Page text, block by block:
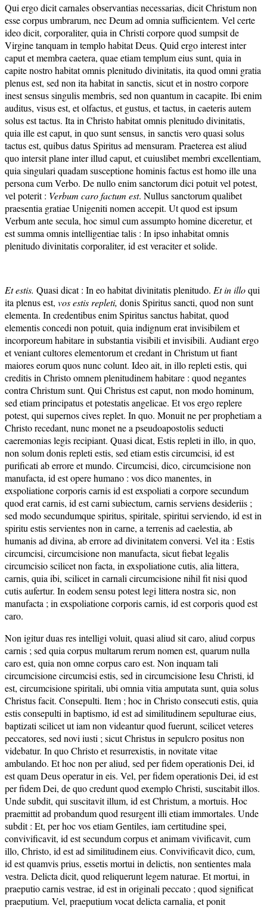
Qui ergo dicit carnales observantias necessarias, dicit Christum non
esse corpus umbrarum, nec Deum ad omnia sufficientem. Vel certe
ideo dicit, corporaliter, quia in Christi corpore quod sumpsit de
Virgine tanquam in templo habitat Deus. Quid ergo interest inter
caput et membra caetera, quae etiam templum eius sunt, quia in
capite nostro habitat omnis plenitudo divinitatis, ita quod omni gratia
plenus est, sed non ita habitat in sanctis, sicut et in nostro corpore
inest sensus singulis membris, sed non quantum in cacapite. Ibi enim
auditus, visus est, et olfactus, et gustus, et tactus, in caeteris autem
solus est tactus. Ita in Christo habitat omnis plenitudo divinitatis,
quia ille est caput, in quo sunt sensus, in sanctis vero quasi solus
tactus est, quibus datus Spiritus ad mensuram. Praeterea est aliud
quo intersit plane inter illud caput, et cuiuslibet membri excellentiam,
quia singulari quadam susceptione hominis factus est homo ille una
persona cum Verbo. De nullo enim sanctorum dici potuit vel potest,
vel poterit : Verbum caro factum est. Nullus sanctorum qualibet
praesentia gratiae Unigeniti nomen accepit. Ut quod est ipsum
Verbum ante secula, hoc simul cum assumpto homine diceretur, et
est summa omnis intelligentiae talis : In ipso inhabitat omnis
plenitudo divinitatis corporaliter, id est veraciter et solide.
Et estis. Quasi dicat : In eo habitat divinitatis plenitudo. Et in illoqui
ita plenus est, vos estis repleti, donis Spiritus sancti, quod non sunt
elementa. In credentibus enim Spiritus sanctus habitat, quod
elementis concedi non potuit, quia indignum erat invisibilem et
incorporeum habitare in substantia visibili et invisibili. Audiant ergo
et veniant cultores elementorum et credant in Christum ut fiant
maiores eorum quos nunc colunt. Ideo ait, in illo repleti estis, qui
creditis in Christo omnem plenitudinem habitare : quod negantes
contra Christum sunt. Qui Christus est caput, non modo hominum,
sed etiam principatus et potestatis angelicae. Et vos ergo replere
potest, qui supernos cives replet. In quo. Monuit ne per prophetiam a
Christo recedant, nunc monet ne a pseudoapostolis seducti
caeremonias legis recipiant. Quasi dicat, Estis repleti in illo, in quo,
non solum donis repleti estis, sed etiam estis circumcisi, id est
purificati ab errore et mundo. Circumcisi, dico, circumcisione non
manufacta, id est opere humano : vos dico manentes, in
exspoliatione corporis carnis id est exspoliati a corpore secundum
quod erat carnis, id est carni subiectum, carnis serviens desideriis ;
sed modo secundumque spiritus, spiritale, spiritui serviendo, id est in
spiritu estis servientes non in carne, a terrenis ad caelestia, ab
humanis ad divina, ab errore ad divinitatem conversi. Vel ita : Estis
circumcisi, circumcisione non manufacta, sicut fiebat legalis
circumcisio scilicet non facta, in exspoliatione cutis, alia littera,
carnis, quia ibi, scilicet in carnali circumcisione nihil fit nisi quod
cutis aufertur. In eodem sensu potest legi littera nostra sic, non
manufacta ; in exspoliatione corporis carnis, id est corporis quod est
caro.
Non igitur duas res intelligi voluit, quasi aliud sit caro, aliud corpus
carnis ; sed quia corpus multarum rerum nomen est, quarum nulla
caro est, quia non omne corpus caro est. Non inquam tali
circumcisione circumcisi estis, sed in circumcisione Iesu Christi, id
est, circumcisione spiritali, ubi omnia vitia amputata sunt, quia solus
Christus facit. Consepulti. Item ; hoc in Christo consecuti estis, quia
estis consepulti in baptismo, id est ad similitudinem sepulturae eius,
baptizati scilicet ut iam non videantur quod fuerunt, scilicet veteres
peccatores, sed novi iusti ; sicut Christus in sepulcro positus non
videbatur. In quo Christo et resurrexistis, in novitate vitae
ambulando. Et hoc non per aliud, sed per fidem operationis Dei, id
est quam Deus operatur in eis. Vel, per fidem operationis Dei, id est
per fidem Dei, de quo credunt quod exemplo Christi, suscitabit illos.
Unde subdit, qui suscitavit illum, id est Christum, a mortuis. Hoc
praemittit ad probandum quod resurgent illi etiam immortales. Unde
subdit : Et, per hoc vos etiam Gentiles, iam certitudine spei,
convivificavit, id est secundum corpus et animam vivificavit, cum
illo, Christo, id est ad similitudinem eius. Convivificavit dico, cum,
id est quamvis prius, essetis mortui in delictis, non sentientes mala
vestra. Delicta dicit, quod reliquerunt legem naturae. Et mortui, in
praeputio carnis vestrae, id est in originali peccato ; quod significat
praeputium. Vel, praeputium vocat delicta carnalia, et ponit